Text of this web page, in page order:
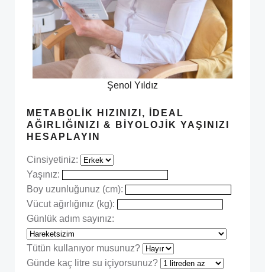
Şenol Yıldız
METABOLIK HIZINIZI, İDEAL
AĞIRLIĞINIZI & BIYOLOJIK YAŞINIZI
HESAPLAYIN
Cinsiyetiniz:
Yaşınız:
Boy uzunluğunuz (cm):
Vücut ağırlığınız (kg):
Günlük adım sayınız:
Tütün kullanıyor musunuz?
Günde kaç litre su içiyorsunuz?